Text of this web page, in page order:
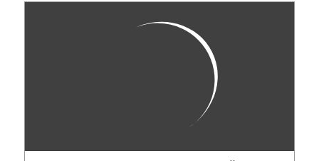
VÉGÉTARIENNE
Picorette est une cantine végétarienne, vegan et
adaptée aux principaux régimes spéciaux.
Dans une approche ''One Health '' je cuisine des
produits frais, de saison, biologiques, locaux...